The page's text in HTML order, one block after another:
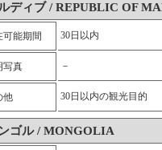
ディブ / REPUBLIC OF
可能期間 30日以内
写真 －
他 30日以内の観光目的
ゴル / MONGOLIA